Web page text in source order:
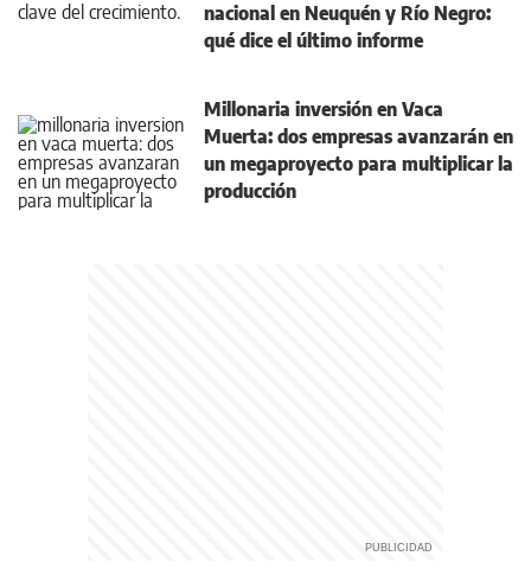
nacional en Neuquén y Río Negro:
qué dice el último informe
Millonaria inversión en Vaca
Muerta: dos empresas avanzarán en
un megaproyecto para multiplicar la
producción